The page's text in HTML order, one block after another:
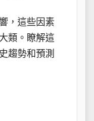
，這些因素
類。瞭解這
趨勢和預測